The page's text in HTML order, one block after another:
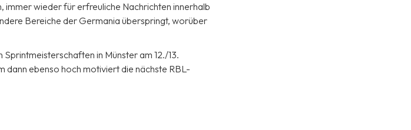
immer wieder für erfreuliche Nachrichten innerhalb
Bereiche der Germania überspringt, worüber
in Münster am 12./13.
dann ebenso hoch motiviert die nächste RBL-